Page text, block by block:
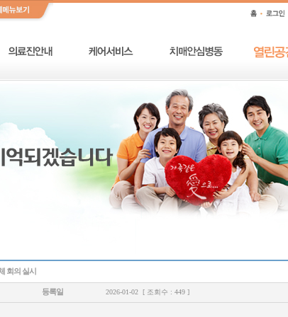
회의 실시
등록일 2026-01-02 [ 조회수 : 449 ]